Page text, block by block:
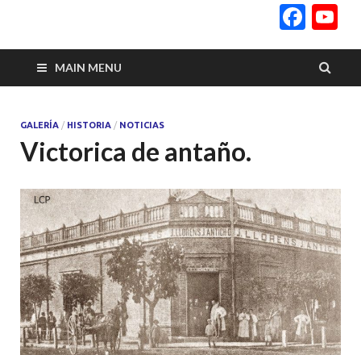
MAIN MENU
GALERÍA / HISTORIA / NOTICIAS
Victorica de antaño.